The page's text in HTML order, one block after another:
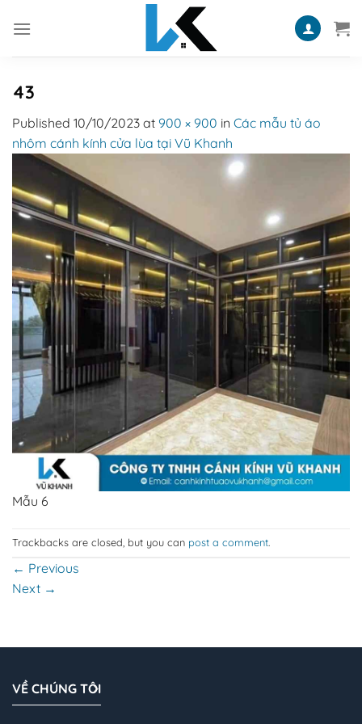
43
Published 10/10/2023 at 900 × 900 in Các mẫu tủ áo
nhôm cánh kính cửa lùa tại Vũ Khanh
Mẫu 6
Trackbacks are closed, but you can post a comment.
← Previous
Next →
VỀ CHÚNG TÔI